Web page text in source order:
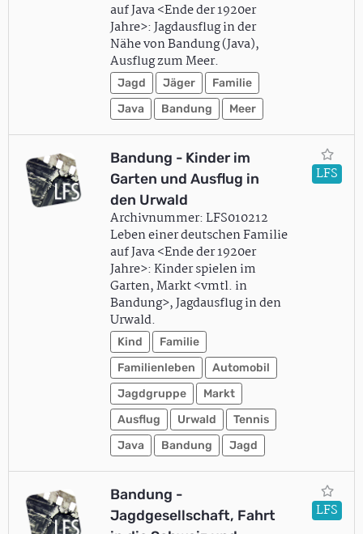
auf Java <Ende der 1920er
Jahre>: Jagdausflug in der
Nähe von Bandung (Java),
Ausflug zum Meer.
Jagd Jäger
Familie
Java
Bandung Meer
Bandung - Kinder im
Garten und Ausflug in
den Urwald
Archivnummer: LFS010212
Leben einer deutschen Familie
auf Java <Ende der 1920er
Jahre>: Kinder spielen im
Garten, Markt <vmtl. in
Bandung>, Jagdausflug in den
Urwald.
Kind
Familie
Familienleben
Automobil
Jagdgruppe
Markt
Ausflug
Urwald
Tennis
Java
Bandung Jagd
LFS
Bandung -
Jagdgesellschaft, Fahrt
LFS